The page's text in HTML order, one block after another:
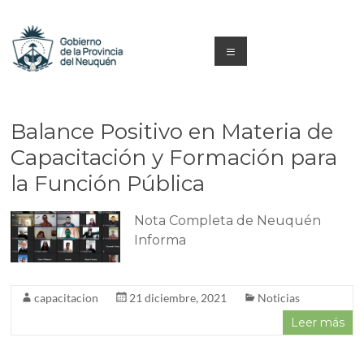
contenido
y
Formación
Neuquén
Menú
Balance Positivo en Materia de
Capacitación y Formación para
la Función Pública
Nota Completa de Neuquén
Informa
capacitacion 21 diciembre, 2021 Noticias
Leer más